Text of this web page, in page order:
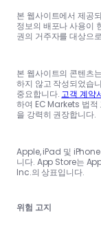
본 웹사이트에서 제공
정보의 배포나 사용이
권의 거주자를 대상으
본 웹사이트의 콘텐츠
하지 않고 작성되었습
중요합니다. 고객 계약
하여 EC Markets 법적
을 강력히 권장합니다.
Apple, iPad 및
니다. App Store는
Inc.의 상표입니다.
위험 고지